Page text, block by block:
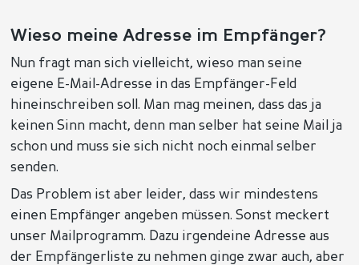
Wieso meine Adresse im Empfänger?
Nun fragt man sich vielleicht, wieso man seine
eigene E-Mail-Adresse in das Empfänger-Feld
hineinschreiben soll. Man mag meinen, dass das ja
keinen Sinn macht, denn man selber hat seine Mail ja
schon und muss sie sich nicht noch einmal selber
senden.
Das Problem ist aber leider, dass wir mindestens
einen Empfänger angeben müssen. Sonst meckert
unser Mailprogramm. Dazu irgendeine Adresse aus
der Empfängerliste zu nehmen ginge zwar auch, aber